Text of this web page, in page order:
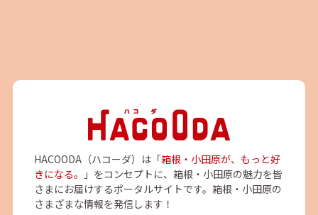
HACOODA（ハコーダ）は「箱根・小田原が、もっと好
きになる。
」をコンセプトに、箱根・小田原の魅力を皆
さまにお届けするポータルサイトです。箱根・小田原の
さまざまな情報を発信します！